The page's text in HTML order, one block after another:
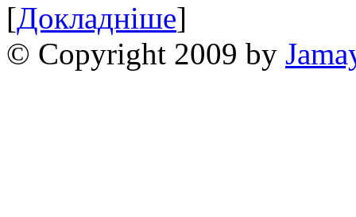
[Докладніше]
© Copyright 2009 by